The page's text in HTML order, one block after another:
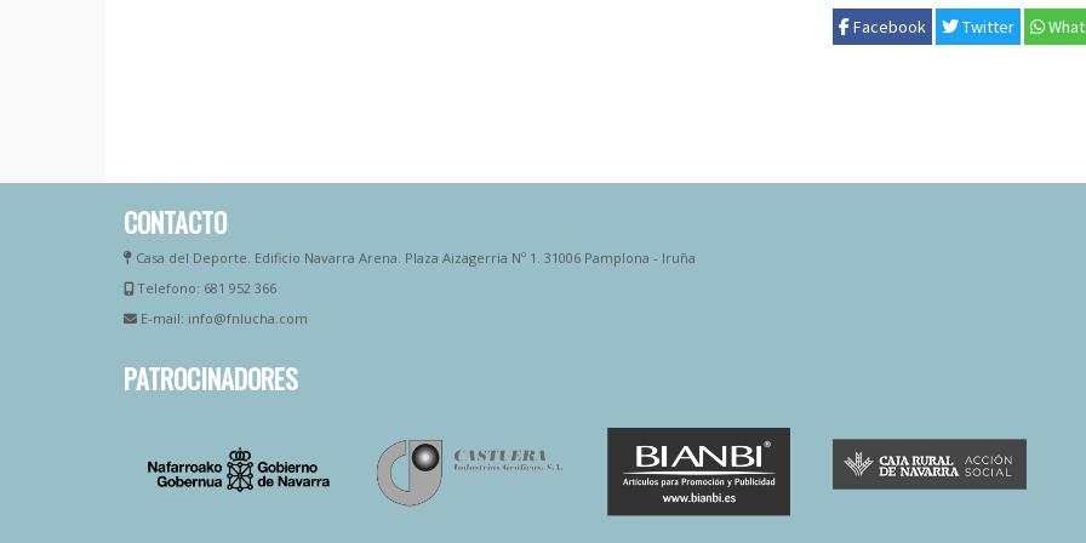
Facebook Twitter
CONTACTO
Casa del Deporte. Edificio Navarra Arena. Plaza Aizagerria Nº 1. 31006 Pamplona - Iruña
Telefono: 681 952 366
E-mail: info@fnlucha.com
PATROCINADORES